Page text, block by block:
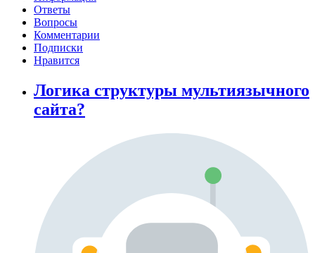
Ответы
Вопросы
Комментарии
Подписки
Нравится
Логика структуры мультиязычного
сайта?